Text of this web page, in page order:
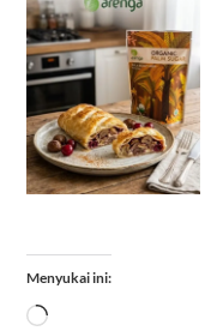
Menyukai ini:
Memuat...